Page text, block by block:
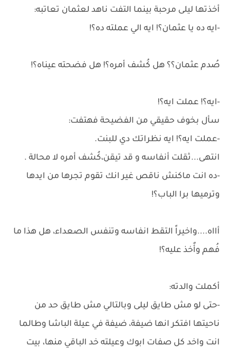
أخذتها ليلى مرحبة بينما التفت ناهد لعثمان تعاتبه:
-ايه ده يا عثمان؟! ايه الي عملته ده؟!
صُدم عثمان؟؟ هل كُشف أمره؟! هل فضحته عيناه؟!
-ايه؟! عملت ايه؟!
سأل بخوف حقيقي من الفضيحة فهتفت:
-عملت ايه؟! ايه نظراتك دي للبنت.
انتهى...ثقلت أنفاسه و قد تيقن،كُشف أمره لا محالة .
-ده انت ماكنش ناقص غير انك تقوم تجرها من ايدها
وترميها برا الباب؟!
أااه....واخيراً التقط انفاسه وتنفس الصعداء، هل هذا ما
فُهم وأٌخذ عليه؟!
أكملت والدته:
-حتى لو مش طايق ليلى وبالتالي مش طايق حد من
ناحيتها افتكر انها ضيفة، ضيفة في عيلة الباشا وطالما
انت واخد كل صفات ابوك وعيلته خد الباقي منها، بيت